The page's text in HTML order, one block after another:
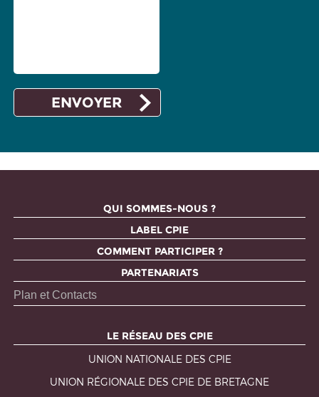
QUI SOMMES-NOUS ?
LABEL CPIE
COMMENT PARTICIPER ?
PARTENARIATS
Plan et Contacts
LE RÉSEAU DES CPIE
UNION NATIONALE DES CPIE
UNION RÉGIONALE DES CPIE DE BRETAGNE